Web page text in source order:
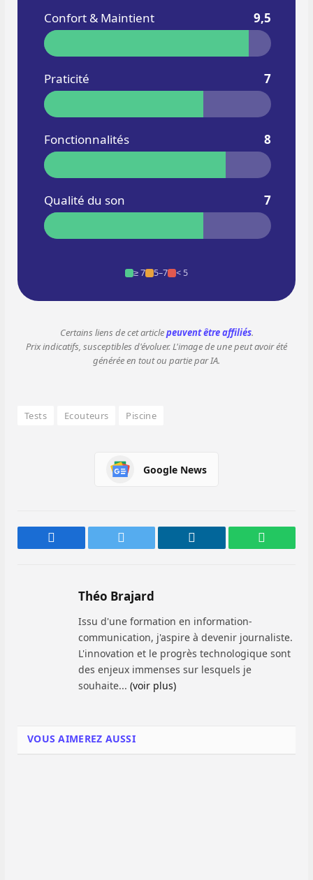
Confort & Maintient 9,5
Praticité 7
Fonctionnalités 8
Qualité du son 7
≥ 7 5–7 < 5
Certains liens de cet articlepeuvent être affiliés.
Prix indicatifs, susceptibles d'évoluer. L'image de une peut avoir été
générée en tout ou partie par IA.
Tests Ecouteurs Piscine
Google News
Facebook Twitter LinkedIn
Théo Brajard
Issu d'une formation en information-
communication, j'aspire à devenir journaliste.
L'innovation et le progrès technologique sont
des enjeux immenses sur lesquels je
souhaite... (voir plus)
VOUS AIMEREZ AUSSI